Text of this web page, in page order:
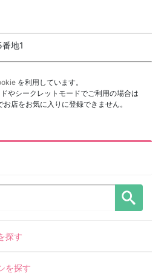
地1
を利用しています。
やシークレットモードでご利用の場合は
店をお気に入りに登録できません。
探す
を探す